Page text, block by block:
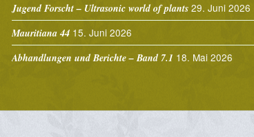
Jugend Forscht – Ultrasonic world of plants 29. Juni 2026
Mauritiana 44 15. Juni 2026
Abhandlungen und Berichte – Band 7.1 18. Mai 2026